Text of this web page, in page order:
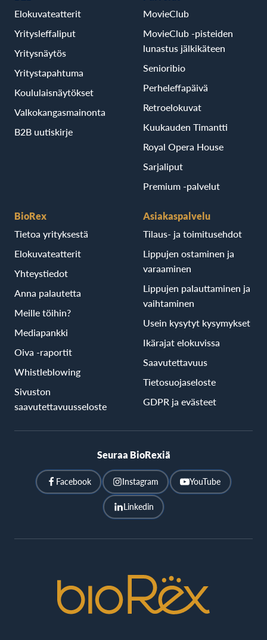
Elokuvateatterit
Yritysleffaliput
Yritysnäytös
Yritystapahtuma
Koululaisnäytökset
Valkokangasmainonta
B2B uutiskirje
MovieClub
MovieClub -pisteiden
lunastus jälkikäteen
Senioribio
Perheleffapäivä
Retroelokuvat
Kuukauden Timantti
Royal Opera House
Sarjaliput
Premium -palvelut
BioRex
Tietoa yrityksestä
Elokuvateatterit
Yhteystiedot
Anna palautetta
Meille töihin?
Mediapankki
Oiva -raportit
Whistleblowing
Sivuston
saavutettavuusseloste
Asiakaspalvelu
Tilaus- ja toimitusehdot
Lippujen ostaminen ja
varaaminen
Lippujen palauttaminen ja
vaihtaminen
Usein kysytyt kysymykset
Ikärajat elokuvissa
Saavutettavuus
Tietosuojaseloste
GDPR ja evästeet
Seuraa BioRexiä
Facebook Instagram YouTube
Linkedin
Cinemas